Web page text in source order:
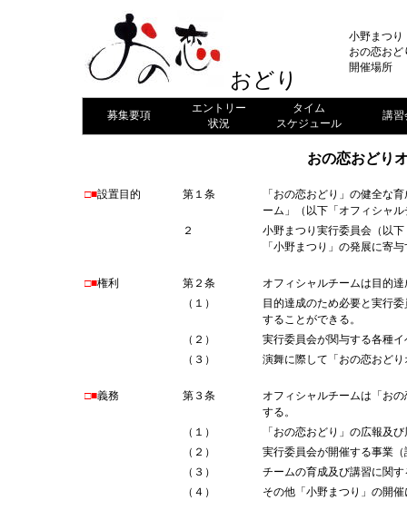
おどり
小野まつり
おの恋おど
開催場所
募集要項
エントリー
状況
タイム
スケジュール
講習
おの恋おどり
□■設置目的 第１条
「おの恋おどり」の健全な
ーム」（以下「オフィシャ
２
小野まつり実行委員会（以
「小野まつり」の発展に寄
□■権利 第２条
オフィシャルチームは目的
（１）
目的達成のため必要と実行
することができる。
（２）
実行委員会が関与する各種
（３）
演舞に際して「おの恋おど
□■義務 第３条
オフィシャルチームは「お
する。
（１）
「おの恋おどり」の広報及
（２）
実行委員会が開催する事業
（３）
チームの育成及び講習に関す
（４）
その他「小野まつり」の開